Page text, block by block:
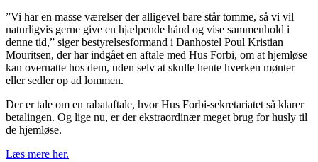
”Vi har en masse værelser der alligevel bare står tomme, så vi vil
naturligvis gerne give en hjælpende hånd og vise sammenhold i
denne tid,” siger bestyrelsesformand i Danhostel Poul Kristian
Mouritsen, der har indgået en aftale med Hus Forbi, om at hjemløse
kan overnatte hos dem, uden selv at skulle hente hverken mønter
eller sedler op ad lommen.
Der er tale om en rabataftale, hvor Hus Forbi-sekretariatet så klarer
betalingen. Og lige nu, er der ekstraordinær meget brug for husly til
de hjemløse.
Læs mere her.